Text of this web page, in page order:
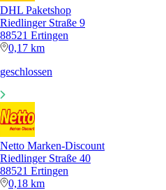
DHL Paketshop
Riedlinger Straße 9
88521 Ertingen
0,17 km
geschlossen
Netto Marken-Discount
Riedlinger Straße 40
88521 Ertingen
0,18 km